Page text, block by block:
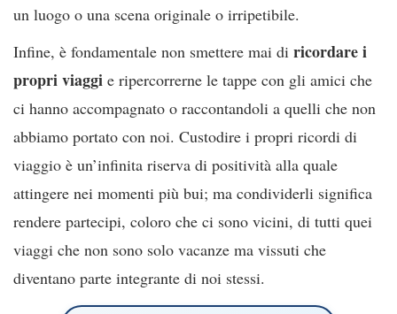
un luogo o una scena originale o irripetibile.
Infine, è fondamentale non smettere mai di ricordare i
propri viaggi e ripercorrerne le tappe con gli amici che
ci hanno accompagnato o raccontandoli a quelli che non
abbiamo portato con noi. Custodire i propri ricordi di
viaggio è un’infinita riserva di positività alla quale
attingere nei momenti più bui; ma condividerli significa
rendere partecipi, coloro che ci sono vicini, di tutti quei
viaggi che non sono solo vacanze ma vissuti che
diventano parte integrante di noi stessi.